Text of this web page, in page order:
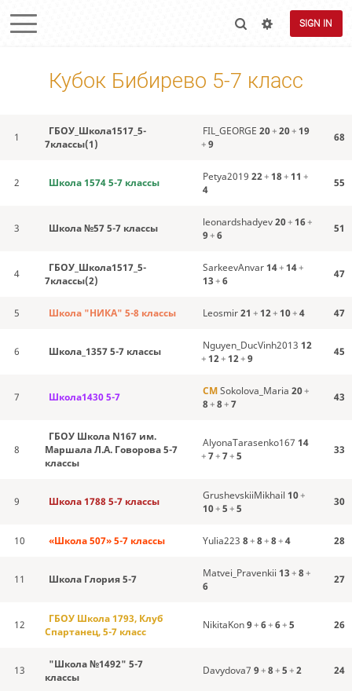
SIGN IN
Кубок Бибирево 5-7 класс
1
ГБОУ_Школа1517_5-
7классы(1)
FIL_GEORGE 20+20+19
+9
68
2 Школа 1574 5-7 классы Petya2019 22+18+11 +
4
55
3 Школа №57 5-7 классы leonardshadyev20+16+
9+6
51
4
ГБОУ_Школа1517_5-
7классы(2)
SarkeevAnvar14+14+
13+6
47
5 Школа "НИКА" 5-8 классы Leosmir21 +12+10+4 47
6 Школа_1357 5-7 классы Nguyen_DucVinh2013 12
+12+12+9
45
7 Школа1430 5-7 CMSokolova_Maria 20+
8+8+7
43
8
ГБОУ Школа N167 им.
Маршала Л.А. Говорова 5-7
классы
AlyonaTarasenko167 14
+7+7+5 33
9 Школа 1788 5-7 классы GrushevskiiMikhail 10+
10+5+5
30
10 «Школа 507» 5-7 классы Yulia223 8+8+8+4 28
11 Школа Глория 5-7 Matvei_Pravenkii 13+8+
6
27
12
ГБОУ Школа 1793, Клуб
Спартанец, 5-7 класс
NikitaKon9+6+6+5 26
13
"Школа №1492" 5-7
классы
Davydova7 9+8+5+2 24